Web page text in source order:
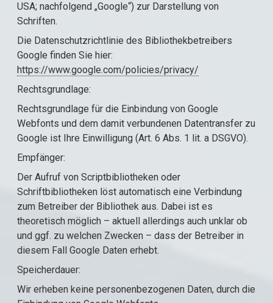
USA; nachfolgend „Google“) zur Darstellung von
Schriften.
Die Datenschutzrichtlinie des Bibliothekbetreibers
Google finden Sie hier:
https://www.google.com/policies/privacy/
Rechtsgrundlage:
Rechtsgrundlage für die Einbindung von Google
Webfonts und dem damit verbundenen Datentransfer zu
Google ist Ihre Einwilligung (Art. 6 Abs. 1 lit. a DSGVO).
Empfänger:
Der Aufruf von Scriptbibliotheken oder
Schriftbibliotheken löst automatisch eine Verbindung
zum Betreiber der Bibliothek aus. Dabei ist es
theoretisch möglich – aktuell allerdings auch unklar ob
und ggf. zu welchen Zwecken – dass der Betreiber in
diesem Fall Google Daten erhebt.
Speicherdauer:
Wir erheben keine personenbezogenen Daten, durch die